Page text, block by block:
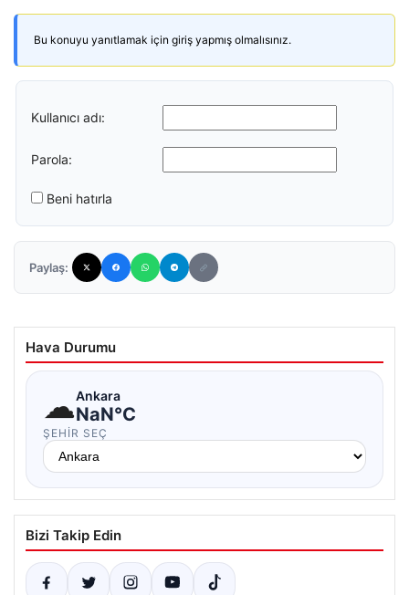
Bu konuyu yanıtlamak için giriş yapmış olmalısınız.
Kullanıcı adı:
Parola:
Beni hatırla
Paylaş:
Hava Durumu
☁Ankara
NaN°C
ŞEHIR SEÇ
Bizi Takip Edin